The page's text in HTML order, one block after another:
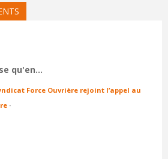
qu'en…
Force Ouvrière rejoint l’appel au
·